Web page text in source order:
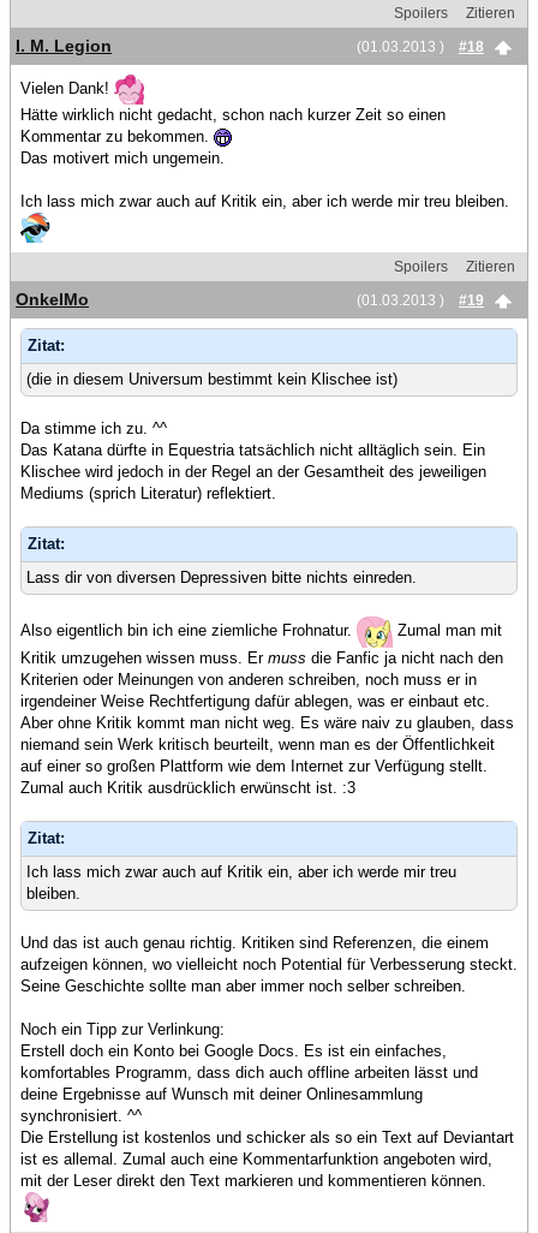
Spoilers
Zitieren
(01.03.2013 )
#18
I. M. Legion
Vielen Dank!
Hätte wirklich nicht gedacht, schon nach kurzer Zeit so einen
Kommentar zu bekommen.
Das motivert mich ungemein.
Ich lass mich zwar auch auf Kritik ein, aber ich werde mir treu bleiben.
Spoilers
Zitieren
(01.03.2013 )
#19
OnkelMo
Zitat:
(die in diesem Universum bestimmt kein Klischee ist)
Da stimme ich zu. ^^
Das Katana dürfte in Equestria tatsächlich nicht alltäglich sein. Ein
Klischee wird jedoch in der Regel an der Gesamtheit des jeweiligen
Mediums (sprich Literatur) reflektiert.
Zitat:
Lass dir von diversen Depressiven bitte nichts einreden.
Also eigentlich bin ich eine ziemliche Frohnatur.
Zumal man mit
Kritik umzugehen wissen muss. Er muss die Fanfic ja nicht nach den
Kriterien oder Meinungen von anderen schreiben, noch muss er in
irgendeiner Weise Rechtfertigung dafür ablegen, was er einbaut etc.
Aber ohne Kritik kommt man nicht weg. Es wäre naiv zu glauben, dass
niemand sein Werk kritisch beurteilt, wenn man es der Öffentlichkeit
auf einer so großen Plattform wie dem Internet zur Verfügung stellt.
Zumal auch Kritik ausdrücklich erwünscht ist. :3
Zitat:
Ich lass mich zwar auch auf Kritik ein, aber ich werde mir treu
bleiben.
Und das ist auch genau richtig. Kritiken sind Referenzen, die einem
aufzeigen können, wo vielleicht noch Potential für Verbesserung steckt.
Seine Geschichte sollte man aber immer noch selber schreiben.
Noch ein Tipp zur Verlinkung:
Erstell doch ein Konto bei Google Docs. Es ist ein einfaches,
komfortables Programm, dass dich auch offline arbeiten lässt und
deine Ergebnisse auf Wunsch mit deiner Onlinesammlung
synchronisiert. ^^
Die Erstellung ist kostenlos und schicker als so ein Text auf Deviantart
ist es allemal. Zumal auch eine Kommentarfunktion angeboten wird,
mit der Leser direkt den Text markieren und kommentieren können.